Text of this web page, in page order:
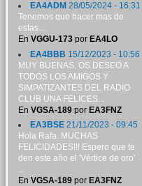
EA4ADM 28/05/2024 - 16:31
Tenemos que hacer mas de
estas....
En VGGU-173por EA4LO
EA4BBB 15/12/2023 - 10:56
MUY BUENAS. OS DESEO A
TODOS LOS AMIGOS Y
SIMPATIZANTES DEL RADIO
CLUB UNA FELICES...
En VGSA-189por EA3FNZ
EA3BSE21/11/2023 - 09:45
Hola Rafa. MUCHAS
FELICIDADES!!! Espero que te
den este año el 'Vértice de oro'
...
En VGSA-189por EA3FNZ